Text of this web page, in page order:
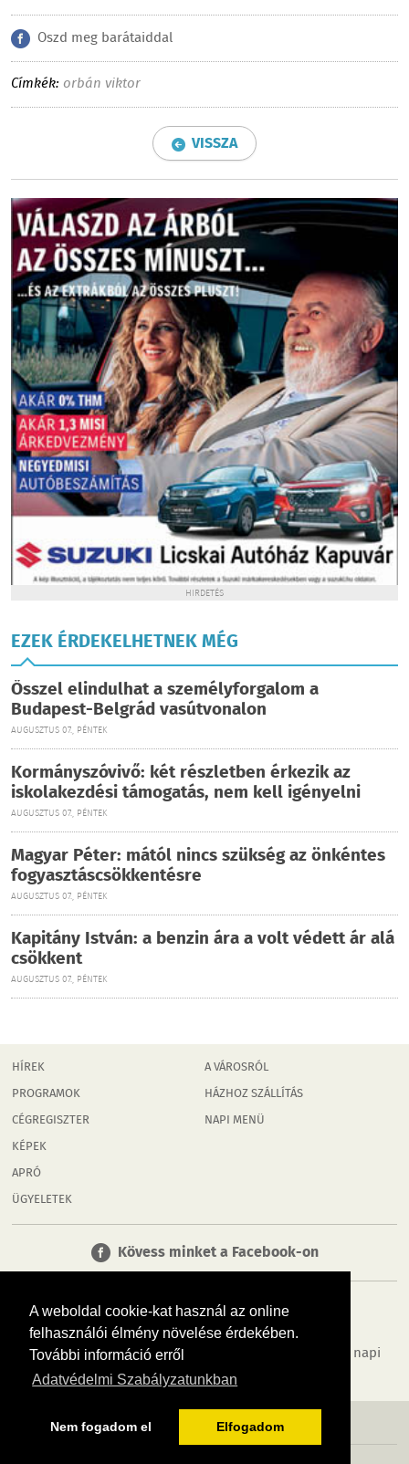
A weboldal cookie-kat használ az online
felhasználói élmény növelése érdekében.
További információ erről
Adatvédelmi Szabályzatunkban
Nem fogadom el Elfogadom
Oszd meg barátaiddal
Címkék: orbán viktor
VISSZA
HIRDETÉS
EZEK ÉRDEKELHETNEK MÉG
Ősszel elindulhat a személyforgalom a
Budapest-Belgrád vasútvonalon
AUGUSZTUS 07., PÉNTEK
Kormányszóvivő: két részletben érkezik az
iskolakezdési támogatás, nem kell igényelni
AUGUSZTUS 07., PÉNTEK
Magyar Péter: mától nincs szükség az önkéntes
fogyasztáscsökkentésre
AUGUSZTUS 07., PÉNTEK
Kapitány István: a benzin ára a volt védett ár alá
csökkent
AUGUSZTUS 07., PÉNTEK
HÍREK
PROGRAMOK
CÉGREGISZTER
KÉPEK
APRÓ
ÜGYELETEK
A VÁROSRÓL
HÁZHOZ SZÁLLÍTÁS
NAPI MENÜ
Kövess minket a Facebook-on
Tudj meg többet városodról! Hírek, programok, képek, napi
menü, cégek…. és minden, ami Rábaköz
MÉDIAAJÁNLÓ ADATVÉDELEM IMPRESSZUM RÓLUNK